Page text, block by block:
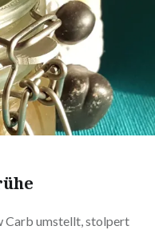
Carb umstellt, stolpert